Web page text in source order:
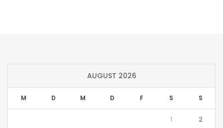
AUGUST 2026
M D M D F S S
1 2